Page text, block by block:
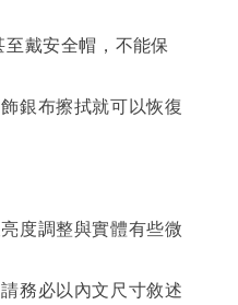
戴安全帽，不能保
銀布擦拭就可以恢復
度調整與實體有些微
務必以內文尺寸敘述